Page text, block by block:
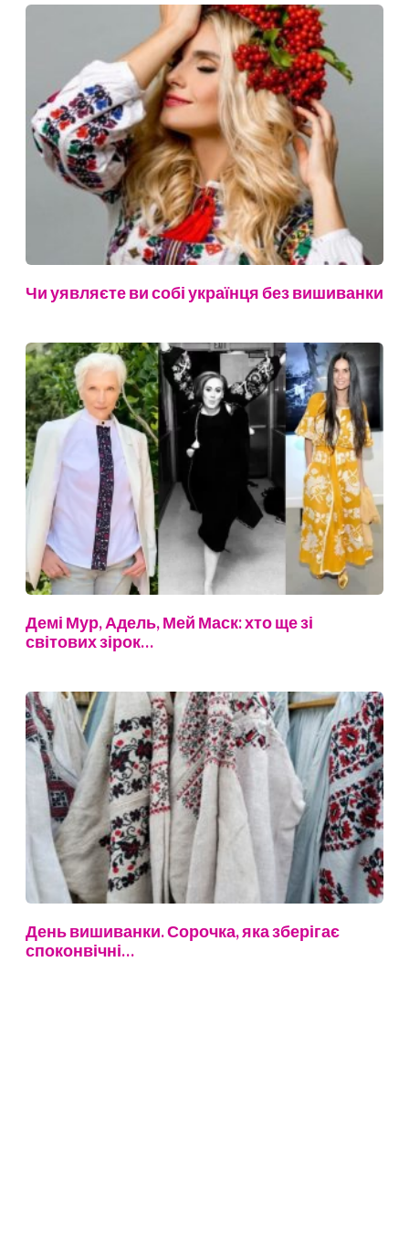
Чи уявляєте ви собі українця без вишиванки
Демі Мур, Адель, Мей Маск: хто ще зі
світових зірок…
День вишиванки. Сорочка, яка зберігає
споконвічні…